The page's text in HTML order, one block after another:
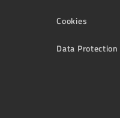
Cookies
Data